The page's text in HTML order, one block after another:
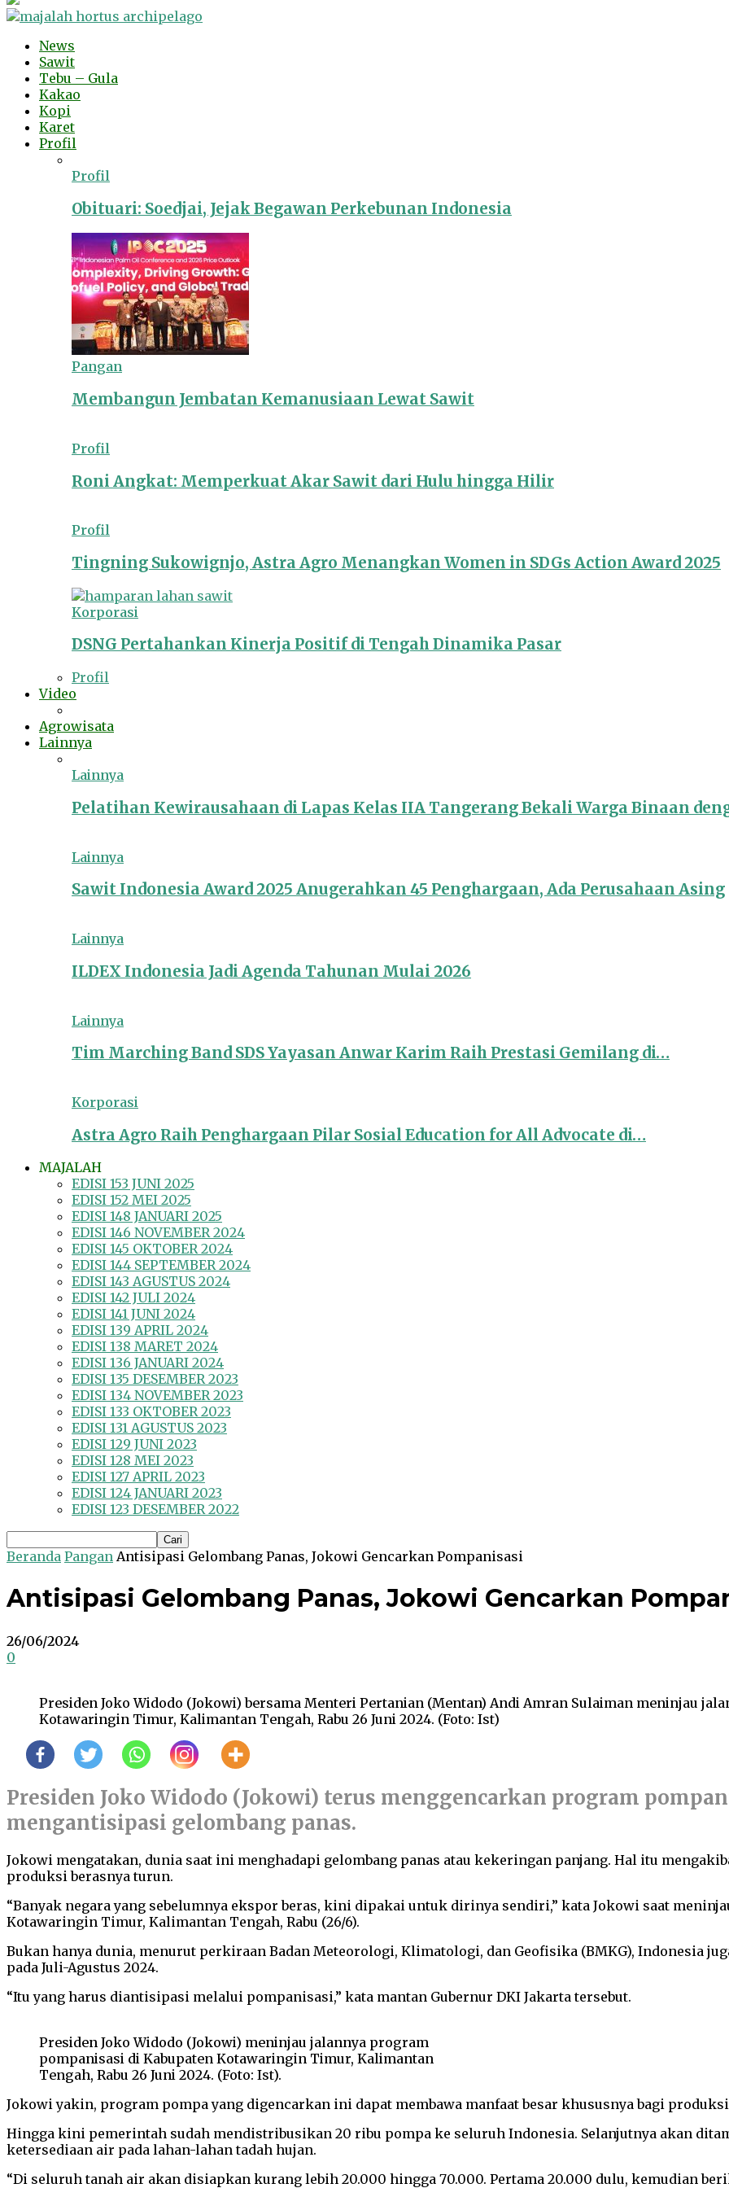
News
Sawit
Tebu – Gula
Kakao
Kopi
Karet
Profil
Profil
Obituari: Soedjai, Jejak Begawan Perkebunan Indonesia
Pangan
Membangun Jembatan Kemanusiaan Lewat Sawit
Profil
Roni Angkat: Memperkuat Akar Sawit dari Hulu hingga Hilir
Profil
Tingning Sukowignjo, Astra Agro Menangkan Women in SDGs Action Award 2025
Korporasi
DSNG Pertahankan Kinerja Positif di Tengah Dinamika Pasar
Profil
Video
Agrowisata
Lainnya
Lainnya
Pelatihan Kewirausahaan di Lapas Kelas IIA Tangerang Bekali Warga Binaan
Lainnya
Sawit Indonesia Award 2025 Anugerahkan 45 Penghargaan, Ada Perusahaan Asing
Lainnya
ILDEX Indonesia Jadi Agenda Tahunan Mulai 2026
Lainnya
Tim Marching Band SDS Yayasan Anwar Karim Raih Prestasi Gemilang di…
Korporasi
Astra Agro Raih Penghargaan Pilar Sosial Education for All Advocate di…
MAJALAH
EDISI 153 JUNI 2025
EDISI 152 MEI 2025
EDISI 148 JANUARI 2025
EDISI 146 NOVEMBER 2024
EDISI 145 OKTOBER 2024
EDISI 144 SEPTEMBER 2024
EDISI 143 AGUSTUS 2024
EDISI 142 JULI 2024
EDISI 141 JUNI 2024
EDISI 139 APRIL 2024
EDISI 138 MARET 2024
EDISI 136 JANUARI 2024
EDISI 135 DESEMBER 2023
EDISI 134 NOVEMBER 2023
EDISI 133 OKTOBER 2023
EDISI 131 AGUSTUS 2023
EDISI 129 JUNI 2023
EDISI 128 MEI 2023
EDISI 127 APRIL 2023
EDISI 124 JANUARI 2023
EDISI 123 DESEMBER 2022
Beranda Pangan Antisipasi Gelombang Panas, Jokowi Gencarkan Pompanisasi
Antisipasi Gelombang Panas, Jokowi Gencarkan
26/06/2024
0
Presiden Joko Widodo (Jokowi) bersama Menteri Pertanian (Mentan) Andi Amran Sulaiman meninjau
Kotawaringin Timur, Kalimantan Tengah, Rabu 26 Juni 2024. (Foto: Ist)
Presiden Joko Widodo (Jokowi) terus menggencarkan program
mengantisipasi gelombang panas.
Jokowi mengatakan, dunia saat ini menghadapi gelombang panas atau kekeringan panjang. Hal itu
produksi berasnya turun.
“Banyak negara yang sebelumnya ekspor beras, kini dipakai untuk dirinya sendiri,” kata Jokowi saat
Kotawaringin Timur, Kalimantan Tengah, Rabu (26/6).
Bukan hanya dunia, menurut perkiraan Badan Meteorologi, Klimatologi, dan Geofisika (BMKG), Indonesia
pada Juli-Agustus 2024.
“Itu yang harus diantisipasi melalui pompanisasi,” kata mantan Gubernur DKI Jakarta tersebut.
Presiden Joko Widodo (Jokowi) meninjau jalannya program
pompanisasi di Kabupaten Kotawaringin Timur, Kalimantan
Tengah, Rabu 26 Juni 2024. (Foto: Ist).
Jokowi yakin, program pompa yang digencarkan ini dapat membawa manfaat besar khususnya bagi
Hingga kini pemerintah sudah mendistribusikan 20 ribu pompa ke seluruh Indonesia. Selanjutnya akan
ketersediaan air pada lahan-lahan tadah hujan.
“Di seluruh tanah air akan disiapkan kurang lebih 20.000 hingga 70.000. Pertama 20.000 dulu, kemudian